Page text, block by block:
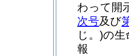
わって開
次号及び
じ。)の生
報